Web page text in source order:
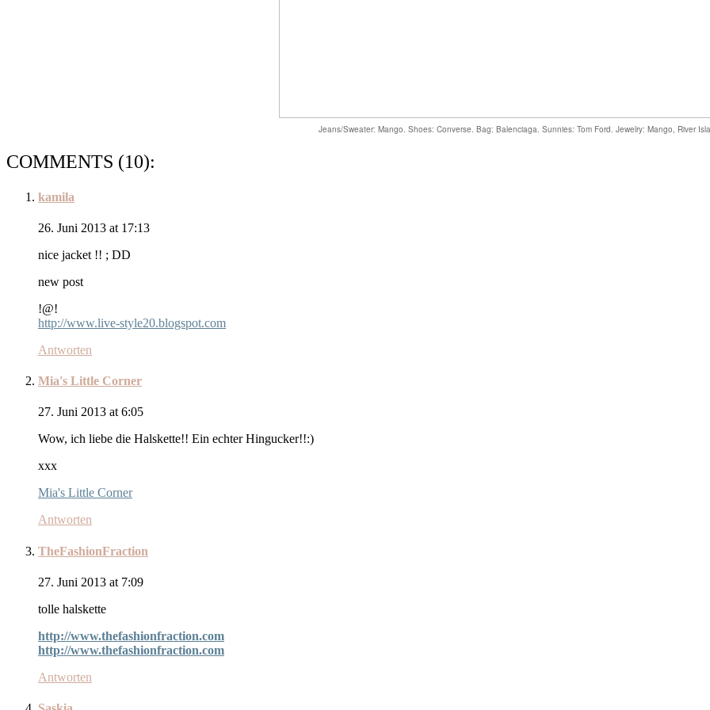
Jeans/Sweater: Mango. Shoes: Converse. Bag: Balenciaga. Sunnies: Tom Ford. Jewelry: Mango, River
COMMENTS (10):
kamila
26. Juni 2013 at 17:13
nice jacket !! ; DD
new post
!@!
http://www.live-style20.blogspot.com
Antworten
Mia's Little Corner
27. Juni 2013 at 6:05
Wow, ich liebe die Halskette!! Ein echter Hingucker!!:)
xxx
Mia's Little Corner
Antworten
TheFashionFraction
27. Juni 2013 at 7:09
tolle halskette
http://www.thefashionfraction.com
http://www.thefashionfraction.com
Antworten